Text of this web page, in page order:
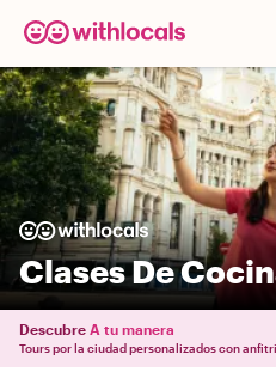
Clases De
Descubre A tu manera
Tours por la ciudad personalizados con